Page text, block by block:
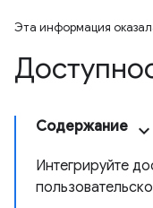
Эта информация
Содержание
Интегрируйте